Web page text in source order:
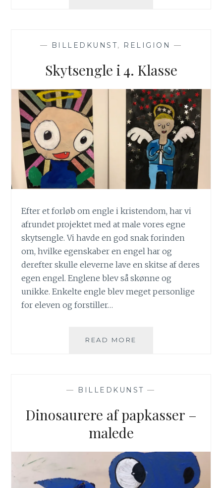
— BILLEDKUNST, RELIGION —
Skytsengle i 4. Klasse
Efter et forløb om engle i kristendom, har vi
afrundet projektet med at male vores egne
skytsengle. Vi havde en god snak forinden
om, hvilke egenskaber en engel har og
derefter skulle eleverne lave en skitse af deres
egen engel. Englene blev så skønne og
unikke. Enkelte engle blev meget personlige
for eleven og forstiller…
READ MORE
— BILLEDKUNST —
Dinosaurere af papkasser –
malede